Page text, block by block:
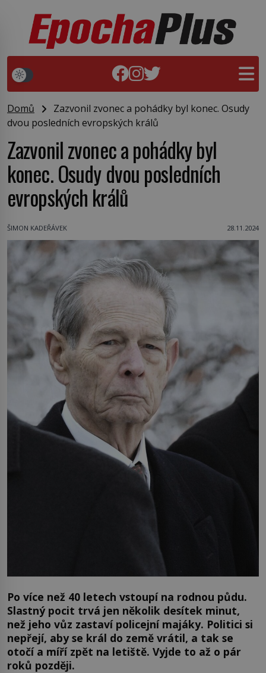
Domů
Zazvonil zvonec a pohádky byl konec. Osudy
dvou posledních evropských králů
Zazvonil zvonec a pohádky byl
konec. Osudy dvou posledních
evropských králů
ŠIMON KADEŘÁVEK 28.11.2024
Po více než 40 letech vstoupí na rodnou půdu.
Slastný pocit trvá jen několik desítek minut,
než jeho vůz zastaví policejní majáky. Politici si
nepřejí, aby se král do země vrátil, a tak se
otočí a míří zpět na letiště. Vyjde to až o pár
roků později.